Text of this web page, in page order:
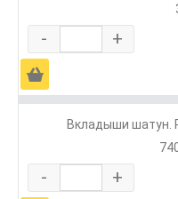
- +
Ä
Вкладыши шатун.
- +